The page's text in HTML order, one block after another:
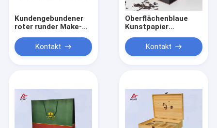
Kundengebundener
roter runder Make-
Kasten, lederner
Griff-Kosmetik-
Kontakt
Oberflächenblaue
Kunstpapier
Präsentationsboxen
mit Deckel, Soft
Kontakt